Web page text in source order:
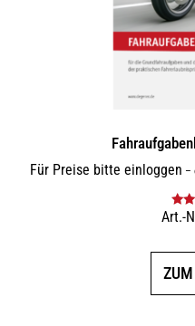
Für Preise bitte einloggen –
Art.-